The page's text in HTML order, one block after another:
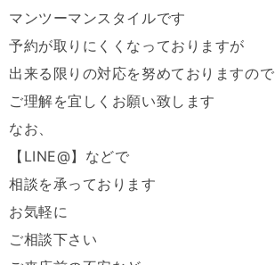
マンツーマンスタイルです
予約が取りにくくなっておりますが
出来る限りの対応を努めておりますので
ご理解を宜しくお願い致します
なお、
【LINE@】などで
相談を承っております
お気軽に
ご相談下さい